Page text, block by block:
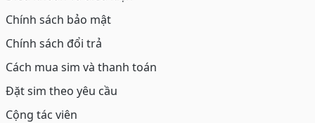
Chính sách bảo mật
Chính sách đổi trả
Cách mua sim và thanh toán
Đặt sim theo yêu cầu
Cộng tác viên